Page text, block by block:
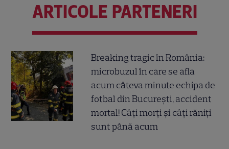
ARTICOLE PARTENERI
Breaking tragic în România:
microbuzul în care se afla
acum câteva minute echipa de
fotbal din București, accident
mortal! Câți morți și câți răniți
sunt până acum